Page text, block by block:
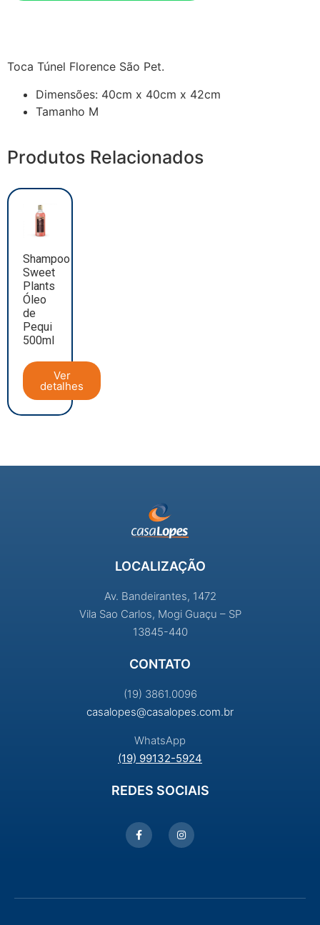
Toca Túnel Florence São Pet.
Dimensões: 40cm x 40cm x 42cm
Tamanho M
Produtos Relacionados
Shampoo
Sweet
Plants
Óleo
de
Pequi
500ml
Ver
detalhes
LOCALIZAÇÃO
Av. Bandeirantes, 1472
Vila Sao Carlos, Mogi Guaçu – SP
13845-440
CONTATO
(19) 3861.0096
casalopes@casalopes.com.br
WhatsApp
(19) 99132-5924
REDES SOCIAIS